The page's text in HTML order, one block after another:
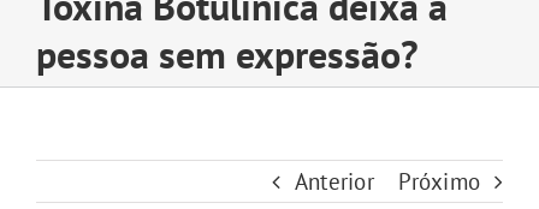
pessoa sem expressão?
Anterior Próximo